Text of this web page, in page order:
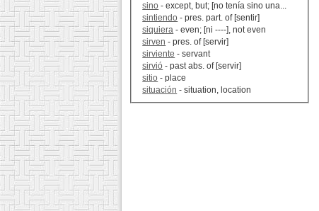
sino - except, but; [no tenía sino una...
sintiendo - pres. part. of [sentir]
siquiera - even; [ni ----], not even
sirven - pres. of [servir]
sirviente - servant
sirvió - past abs. of [servir]
sitio - place
situación - situation, location